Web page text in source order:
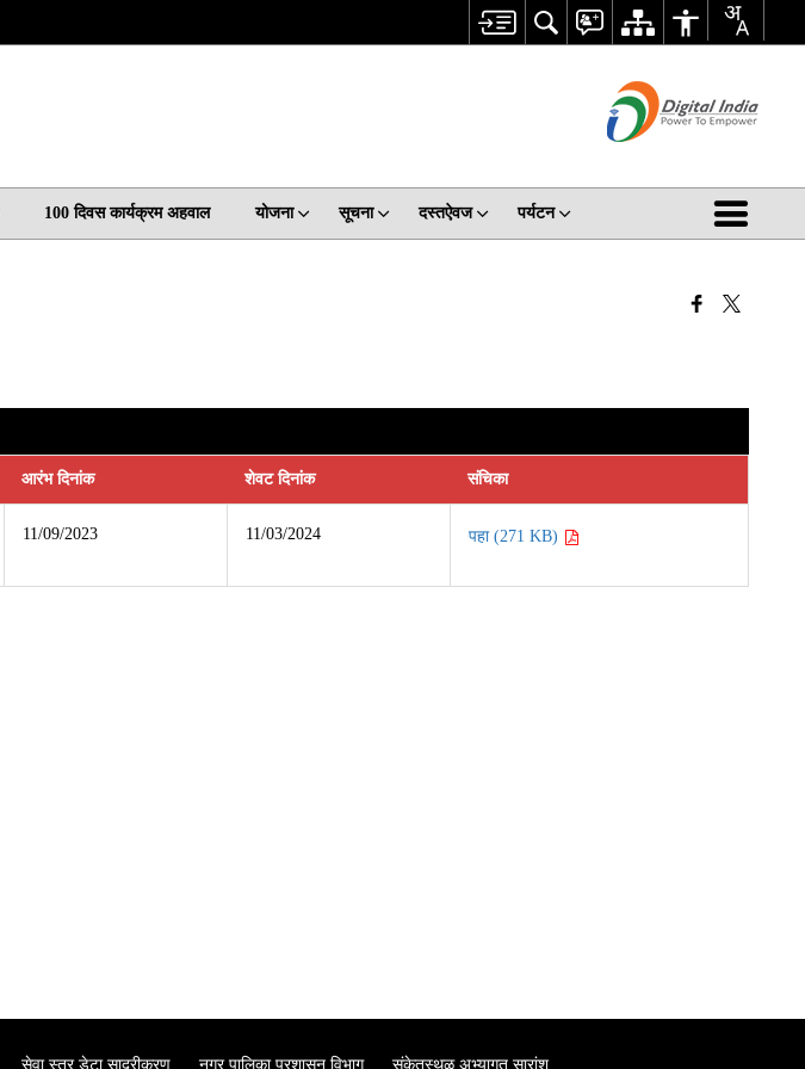
100 दिवस कार्यक्रम अहवाल योजना सूचना दस्तऐवज पर्यटन
आरंभ दिनांक शेवट दिनांक संचिका
11/09/2023 11/03/2024 पहा (271 KB)
सेवा स्तर डेटा सादरीकरण नगर पालिका प्रशासन विभाग संकेतस्थळ अभ्यागत सारांश